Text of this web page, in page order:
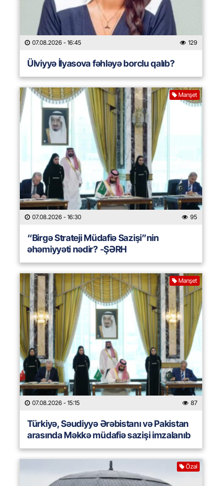
07.08.2026 - 16:45 129
Ülviyyə İlyasova fəhləyə borclu qalıb?
Manşet
07.08.2026 - 16:30 95
“Birgə Strateji Müdafiə Sazişi”nin
əhəmiyyəti nədir? -ŞƏRH
Manşet
07.08.2026 - 15:15 87
Türkiyə, Səudiyyə Ərəbistanı və Pakistan
arasında Məkkə müdafiə sazişi imzalanıb
Özəl